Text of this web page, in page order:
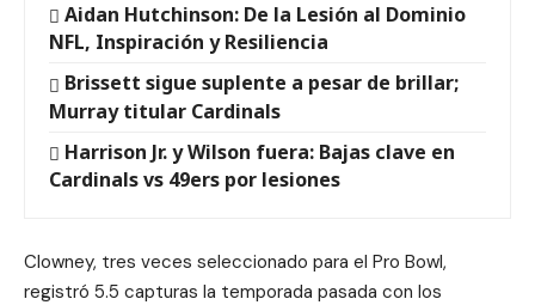
Aidan Hutchinson: De la Lesión al Dominio
NFL, Inspiración y Resiliencia
Brissett sigue suplente a pesar de brillar;
Murray titular Cardinals
Harrison Jr. y Wilson fuera: Bajas clave en
Cardinals vs 49ers por lesiones
Clowney, tres veces seleccionado para el Pro Bowl,
registró 5.5 capturas la temporada pasada con los